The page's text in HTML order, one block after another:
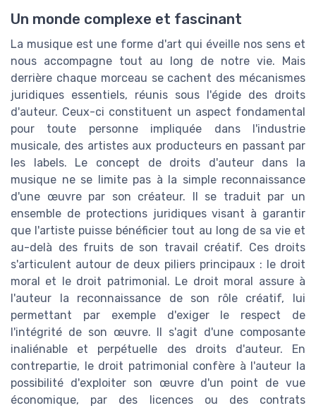
Un monde complexe et fascinant
La musique est une forme d'art qui éveille nos sens et
nous accompagne tout au long de notre vie. Mais
derrière chaque morceau se cachent des mécanismes
juridiques essentiels, réunis sous l'égide des droits
d'auteur. Ceux-ci constituent un aspect fondamental
pour toute personne impliquée dans l'industrie
musicale, des artistes aux producteurs en passant par
les labels. Le concept de droits d'auteur dans la
musique ne se limite pas à la simple reconnaissance
d'une œuvre par son créateur. Il se traduit par un
ensemble de protections juridiques visant à garantir
que l'artiste puisse bénéficier tout au long de sa vie et
au-delà des fruits de son travail créatif. Ces droits
s'articulent autour de deux piliers principaux : le droit
moral et le droit patrimonial. Le droit moral assure à
l'auteur la reconnaissance de son rôle créatif, lui
permettant par exemple d'exiger le respect de
l'intégrité de son œuvre. Il s'agit d'une composante
inaliénable et perpétuelle des droits d'auteur. En
contrepartie, le droit patrimonial confère à l'auteur la
possibilité d'exploiter son œuvre d'un point de vue
économique, par des licences ou des contrats